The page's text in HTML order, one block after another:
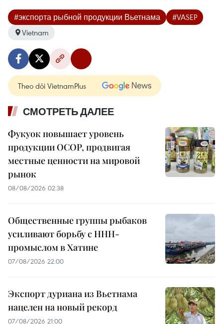
#экспорта рыбной продукции Вьетнама
#VASEP
Vietnam
Theo dõi VietnamPlus
СМОТРЕТЬ ДАЛЕЕ
Фукуок повышает уровень
продукции OCOP, продвигая
местные ценности на мировой
рынок
08/08/2026 02:38
Общественные группы рыбаков
усиливают борьбу с ННН-
промыслом в Хатине
07/08/2026 22:00
Экспорт дуриана из Вьетнама
нацелен на новый рекорд
07/08/2026 21:00